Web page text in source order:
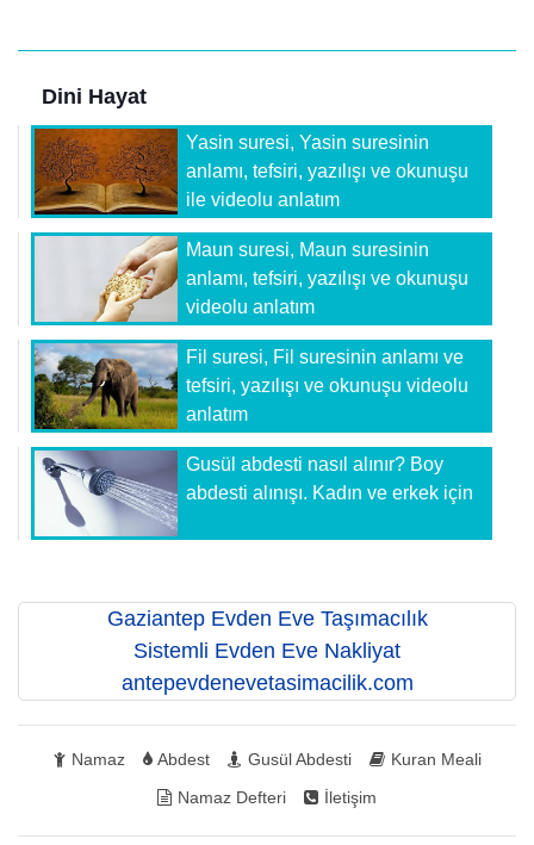
Dini Hayat
Yasin suresi, Yasin suresinin
anlamı, tefsiri, yazılışı ve okunuşu
ile videolu anlatım
Maun suresi, Maun suresinin
anlamı, tefsiri, yazılışı ve okunuşu
videolu anlatım
Fil suresi, Fil suresinin anlamı ve
tefsiri, yazılışı ve okunuşu videolu
anlatım
Gusül abdesti nasıl alınır? Boy
abdesti alınışı. Kadın ve erkek için
Gaziantep Evden Eve Taşımacılık
Sistemli Evden Eve Nakliyat
antepevdenevetasimacilik.com
Namaz Abdest Gusül Abdesti
Kuran Meali
Namaz Defteri
İletişim